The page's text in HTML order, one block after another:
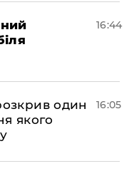
16:44
один
якого
16:05